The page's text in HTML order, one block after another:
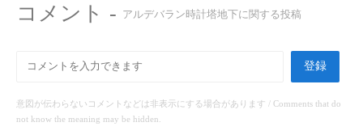
コメント - アルデバラン時計塔地下に関する投稿
登録
意図が伝わらないコメントなどは非表示にする場合があります / Comments that do
not know the meaning may be hidden.